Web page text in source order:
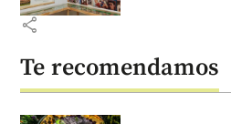
share
Te recomendamos